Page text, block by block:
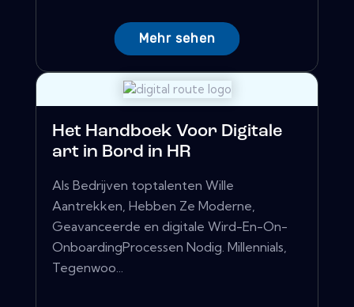
Mehr sehen
Het Handboek Voor Digitale
art in Bord in HR
Als Bedrijven toptalenten Wille
Aantrekken, Hebben Ze Moderne,
Geavanceerde en digitale Wird-En-On-
OnboardingProcessen Nodig. Millennials,
Tegenwoo...